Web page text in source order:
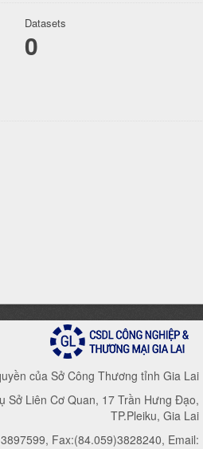
Datasets
0
của Sở Công Thương tỉnh Gia Lai
Sở Liên Cơ Quan, 17 Trần Hưng Đạo,
TP.Pleiku, Gia Lai
Fax:(84.059)3828240, Email: